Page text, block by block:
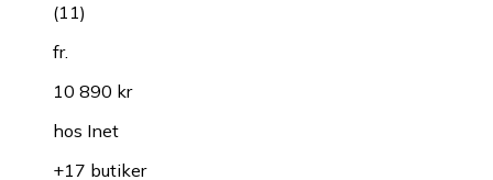
(11)
fr.
10 890 kr
hos Inet
+17 butiker